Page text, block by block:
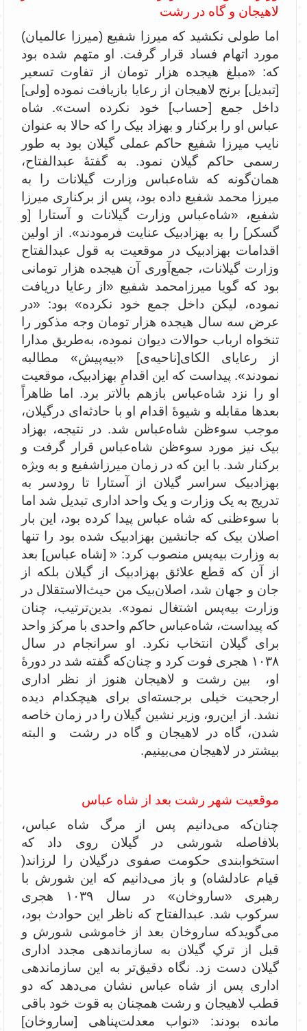
لاهیجان و گاه در رشت
اما طولی نکشید که میرزا شفیع (میرزا عالمیان)
مورد اتهام فساد قرار گرفت. او متهم شده بود
که: «‌مبلغ هیجده هزار تومان از تفاوت تسعیر
[تبدیل] برنج لاهیجان از رعایا بازیافت نموده [ولی]
داخل جمع [حساب] خود نکرده است». شاه
عباس او را برکنار و بهزاد بیک را که حالا به عنوان
نایب میرزا شفیع حاکم عملی گیلان بود به طور
رسمی حاکم گیلان نمود. به گفتۀ عبدالفتاح،
همان‌گونه که شاه‌عباس وزارت گیلانات را به
میرزا محمد شفیع داده بود، پس از برکناری میرزا
شفیع، «شاه‌عباس وزارت گیلانات و آستارا [و
گسکر] را به بهزاد‌بیک عنایت فرمودند». از اولین
اقدامات بهزاد‌بیک در موقعیت به قول عبدالفتاح
وزارت گیلانات، جمع‌آوری آن هیجده هزار تومانی
بود که گویا میرزا‌محمد شفیع «‌از رعایا دریافت
نموده، لیکن داخل جمع خود نکرده» بود: «‌در
عرض سه سال هیجده هزار تومان وجه مذکور را
تنخواه ارباب حوالات دیوان نموده، به‌طریق مدارا
از رعایای الکای[ناحیه‌ی] «‌بیه‌پیش» مطالبه
نمودند». پیداست که این اقدامِ بهزاد‌بیک، موقعیت
او را نزد شاه‌عباس بازهم بالاتر برد. اما ظاهراً
بعدها مقابله‌ و شیوۀ اقدام او با حادثه‌ای درگیلان،
موجب سوءظن شاه‌عباس شد. در نتیجه، بهزاد
بیک نیز مورد سوء‌ظن شاه‌عباس قرار گرفت و
برکنار شد. با این که در زمان میرزاشفیع و به ویژه
بهزاد‌بیک سراسر گیلان از آستارا تا رودسر به
تدریج به یک وزارت و یک واحد اداری تبدیل شد اما
با سوء‌ظنی که شاه عباس پیدا کرده بود، این بار
اصلان بیک که جانشین بهزادبیک شده بود را تنها
به وزارت بیه‌پس منصوب کرد: «‌ [شاه عباس] بعد
از آن که قطع علائق بهزاد‌بیک از گیلان بلکه از
جان و جهان شد، اصلان‌بیک من حیث‌الاستقلال در
وزارت ‌بیه‌پس اشتغال نمود». بدین‌ترتیب، چنان
که پیداست، شاه‌عباس حاکم واحدی با مرکز واحد
برای گیلان انتخاب نکرد. او سرانجام در سال
۱۰۳۸ هجری فوت کرد و چنان‌که گفته شد در دورۀ
او، بین رشت و لاهیجان هنوز از نظر اداری
ارجحیت خیلی برجسته‌ای برای هیچکدام دیده
نشد. از این‌رو، وزیر نشین گیلان را در زمان خاصه
شدن، گاه در لاهیجان و گاه در رشت و البته
بیشتر در لاهیجان می‌بینیم.
موقعیت شهر رشت بعد از شاه عباس
چنان‌که می‌دانیم پس از مرگ شاه عباس،
بلافاصله شورشی در گیلان روی داد که
استخوابندی حکومت صفوی درگیلان را لرزاند(
قیام عادلشاه) و باز می‌دانیم که این شورش با
رهبری «ساروخان» در سال ۱۰۳۹ هجری
سرکوب شد. عبدالفتاح که ناظر این حوادث بود،
می‌گویدکه ساروخان بعد از خاموشی شورش و
قبل از ترکِ گیلان به سازماندهی مجدد اداری
گیلان دست زد. نگاه دقیق‌تر به این سازماندهی
اداری پس از شاه عباس نشان می‌دهد که دو
قطب لاهیجان و رشت همچنان به قوت خود باقی
مانده بودند: «‌نواب معدلت‌پناهی [ساروخان]